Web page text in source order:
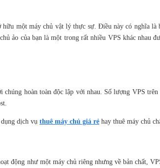
một máy chủ vật lý thực sự. Điều này có nghĩa là
ảo của bạn là một trong rất nhiều VPS khác nhau
hoàn toàn độc lập với nhau. Số lượng VPS
dịch vụ thuê máy chủ giá rẻ hay thuê máy chủ
động như một máy chủ riêng nhưng về bản chất,